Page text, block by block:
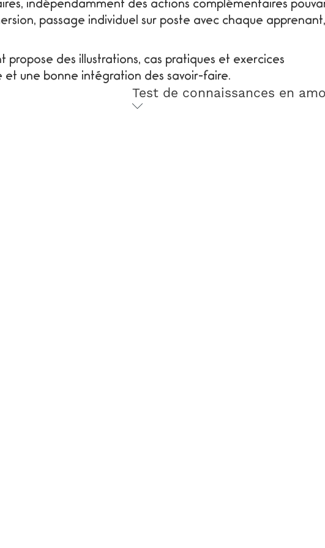
à tout moment pour lutter contre les maux (échauffements,
de vie pour optimiser sa qualité de vie au travail et en
indépendamment des actions complémentaires
passage individuel sur poste avec chaque apprenant,
propose des illustrations, cas pratiques et exercices
et une bonne intégration des savoir-faire.
Test de connaissances en